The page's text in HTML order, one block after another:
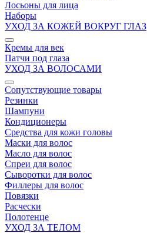
Лосьоны для лица
Наборы
УХОД ЗА КОЖЕЙ ВОКРУГ ГЛАЗ
Кремы для век
Патчи под глаза
УХОД ЗА ВОЛОСАМИ
Сопутствующие товары
Резинки
Шампуни
Кондиционеры
Средства для кожи головы
Маски для волос
Масло для волос
Спреи для волос
Сыворотки для волос
Филлеры для волос
Повязки
Расчески
Полотенце
УХОД ЗА ТЕЛОМ